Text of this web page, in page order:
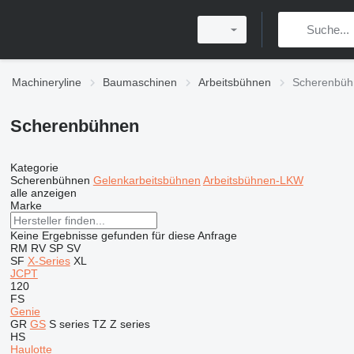
Machineryline Baumaschinen Arbeitsbühnen
Scherenbühnen
Kategorie
Scherenbühnen Gelenkarbeitsbühnen Arbeitsbühnen-LKW
alle anzeigen
Marke
Keine Ergebnisse gefunden für diese Anfrage
RM RV SP SV
SF X-Series XL
JCPT
120
FS
Genie
GR GS S series TZ Z series
HS
Haulotte